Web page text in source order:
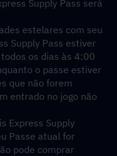
Supply Pass será
estelares com seu
Supply Pass estiver
os dias às 4:00
o passe estiver
que não forem
entrado no jogo não
Express Supply
Passe atual for
pode comprar